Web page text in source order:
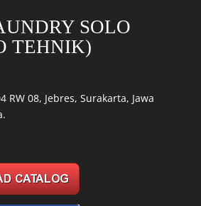
SOLO
TEHNIK)
RW 08, Jebres, Surakarta, Jawa